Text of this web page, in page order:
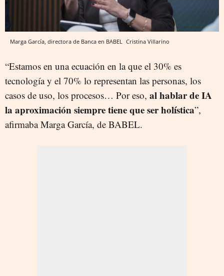
Marga García, directora de Banca en BABEL Cristina Villarino
“Estamos en una ecuación en la que el 30% es
tecnología y el 70% lo representan las personas, los
casos de uso, los procesos… Por eso, al hablar de IA
la aproximación siempre tiene que ser holística”,
afirmaba Marga García, de BABEL.